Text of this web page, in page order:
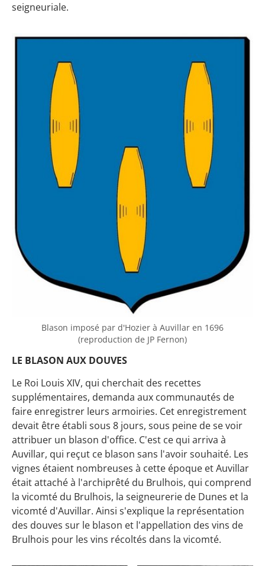
seigneuriale.
Blason imposé par d'Hozier à Auvillar en 1696
(reproduction de JP Fernon)
LE BLASON AUX DOUVES
Le Roi Louis XIV, qui cherchait des recettes
supplémentaires, demanda aux communautés de
faire enregistrer leurs armoiries. Cet enregistrement
devait être établi sous 8 jours, sous peine de se voir
attribuer un blason d'office. C'est ce qui arriva à
Auvillar, qui reçut ce blason sans l'avoir souhaité. Les
vignes étaient nombreuses à cette époque et Auvillar
était attaché à l'archiprêté du Brulhois, qui comprend
la vicomté du Brulhois, la seigneurerie de Dunes et la
vicomté d'Auvillar. Ainsi s'explique la représentation
des douves sur le blason et l'appellation des vins de
Brulhois pour les vins récoltés dans la vicomté.